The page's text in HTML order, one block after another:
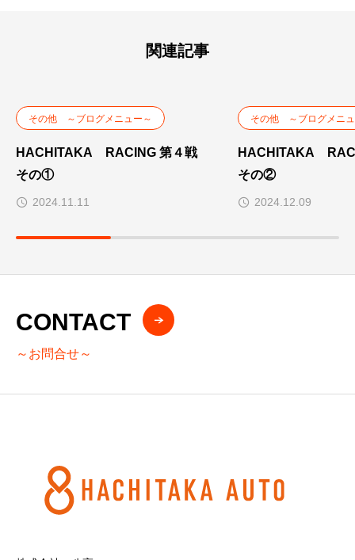
関連記事
その他 ～ブログメニュー～
HACHITAKA RACING 第４戦
その①
2024.11.11
その他 ～ブログメニ
HACHITAKA
その②
2024.12.09
CONTACT
～お問合せ～